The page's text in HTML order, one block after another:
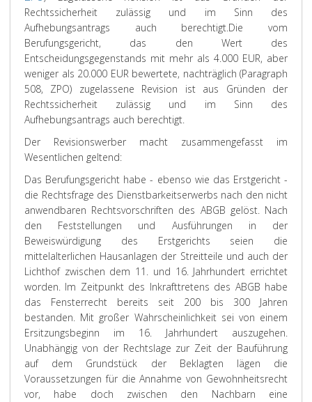
Rechtssicherheit zulässig und im Sinn des
Aufhebungsantrags auch berechtigt.Die vom
Berufungsgericht, das den Wert des
Entscheidungsgegenstands mit mehr als 4.000 EUR, aber
weniger als 20.000 EUR bewertete, nachträglich (Paragraph
508, ZPO) zugelassene Revision ist aus Gründen der
Rechtssicherheit zulässig und im Sinn des
Aufhebungsantrags auch berechtigt.
Der Revisionswerber macht zusammengefasst im
Wesentlichen geltend:
Das Berufungsgericht habe - ebenso wie das Erstgericht -
die Rechtsfrage des Dienstbarkeitserwerbs nach den nicht
anwendbaren Rechtsvorschriften des ABGB gelöst. Nach
den Feststellungen und Ausführungen in der
Beweiswürdigung des Erstgerichts seien die
mittelalterlichen Hausanlagen der Streitteile und auch der
Lichthof zwischen dem 11. und 16. Jahrhundert errichtet
worden. Im Zeitpunkt des Inkrafttretens des ABGB habe
das Fensterrecht bereits seit 200 bis 300 Jahren
bestanden. Mit großer Wahrscheinlichkeit sei von einem
Ersitzungsbeginn im 16. Jahrhundert auszugehen.
Unabhängig von der Rechtslage zur Zeit der Bauführung
auf dem Grundstück der Beklagten lägen die
Voraussetzungen für die Annahme von Gewohnheitsrecht
vor, habe doch zwischen den Nachbarn eine